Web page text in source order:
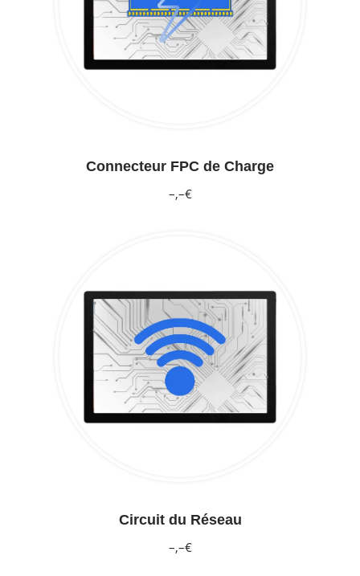
Connecteur FPC de Charge
–,–€
Circuit du Réseau
–,–€